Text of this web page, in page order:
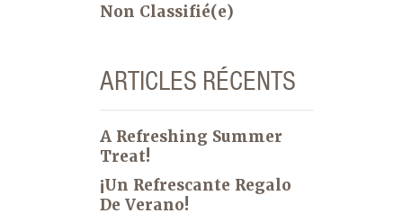
Non Classifié(e)
ARTICLES RÉCENTS
A Refreshing Summer
Treat!
¡Un Refrescante Regalo
De Verano!